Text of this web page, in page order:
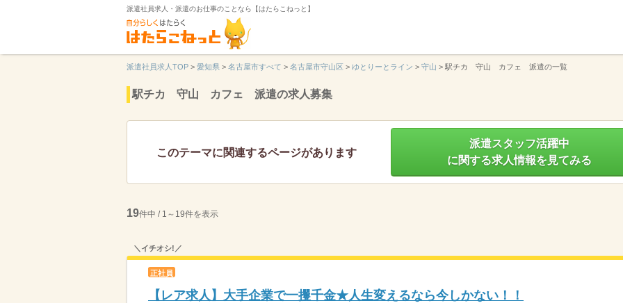
派遣社員求人・派遣のお仕事のことなら【はたらこねっと】
派遣社員求人TOP > 愛知県 > 名古屋市すべて > 名古屋市守山区 > ゆとりーとライン > 守山 > 駅チカ 守山 カフェ 派遣の一覧
駅チカ 守山 カフェ 派遣の求人募集
このテーマに関連するページがあります
派遣スタッフ活躍中
に関する求人情報を見てみる
19件中 / 1～19件を表示
＼イチオシ!／
正社員
【レア求人】大手企業で一攫千金★人生変えるなら今しかない！！